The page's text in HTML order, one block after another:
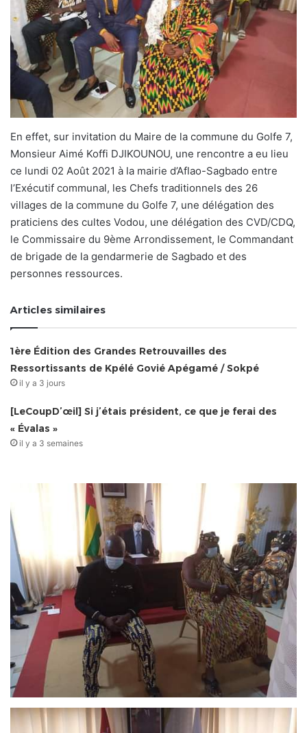
En effet, sur invitation du Maire de la commune du Golfe 7,
Monsieur Aimé Koffi DJIKOUNOU, une rencontre a eu lieu
ce lundi 02 Août 2021 à la mairie d’Aflao-Sagbado entre
l’Exécutif communal, les Chefs traditionnels des 26
villages de la commune du Golfe 7, une délégation des
praticiens des cultes Vodou, une délégation des CVD/CDQ,
le Commissaire du 9ème Arrondissement, le Commandant
de brigade de la gendarmerie de Sagbado et des
personnes ressources.
Articles similaires
1ère Édition des Grandes Retrouvailles des
Ressortissants de Kpélé Govié Apégamé / Sokpé
il y a 3 jours
[LeCoupD’œil] Si j’étais président, ce que je ferai des
« Évalas »
il y a 3 semaines